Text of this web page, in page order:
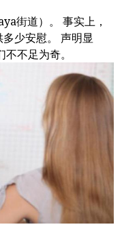
街道）。 事实上，
少安慰。 声明显
不足为奇。